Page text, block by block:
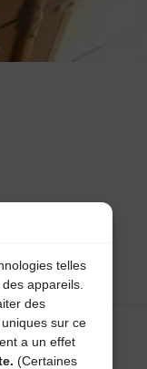
telles
appareils.
des
sur ce
a un effet
(Certaines